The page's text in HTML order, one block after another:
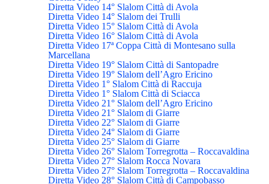
Diretta Video 14° Slalom Città di Avola
Diretta Video 14° Slalom dei Trulli
Diretta Video 15° Slalom Città di Avola
Diretta Video 16° Slalom Città di Avola
Diretta Video 17ª Coppa Città di Montesano sulla
Marcellana
Diretta Video 19° Slalom Città di Santopadre
Diretta Video 19° Slalom dell’Agro Ericino
Diretta Video 1° Slalom Città di Raccuja
Diretta Video 1° Slalom Città di Sciacca
Diretta Video 21° Slalom dell’Agro Ericino
Diretta Video 21° Slalom di Giarre
Diretta Video 22° Slalom di Giarre
Diretta Video 24° Slalom di Giarre
Diretta Video 25° Slalom di Giarre
Diretta Video 26° Slalom Torregrotta – Roccavaldina
Diretta Video 27° Slalom Rocca Novara
Diretta Video 27° Slalom Torregrotta – Roccavaldina
Diretta Video 28° Slalom Città di Campobasso